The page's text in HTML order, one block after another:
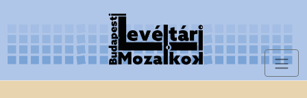
content